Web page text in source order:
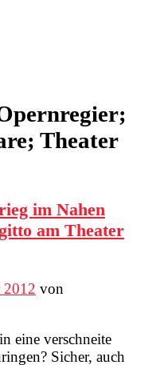
Theater
im Nahen
am Theater
2012 von
eine verschneite
Sicher, auch